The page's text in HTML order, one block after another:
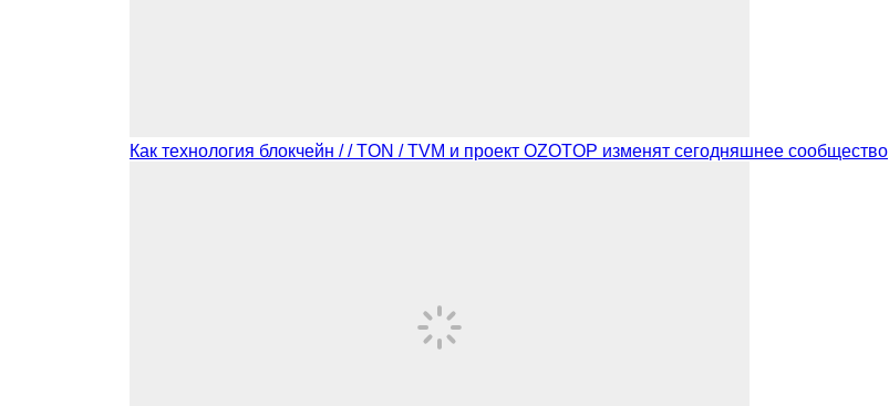
Как технология блокчейн / / TON / TVM и проект OZOTOP изменят сегодняшнее сообщество